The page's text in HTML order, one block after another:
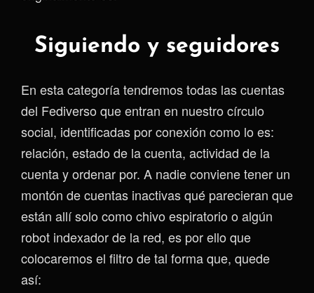
Siguiendo y seguidores
En esta categoría tendremos todas las cuentas
del Fediverso que entran en nuestro círculo
social, identificadas por conexión como lo es:
relación, estado de la cuenta, actividad de la
cuenta y ordenar por. A nadie conviene tener un
montón de cuentas inactivas qué parecieran que
están allí solo como chivo espiratorio o algún
robot indexador de la red, es por ello que
colocaremos el filtro de tal forma que, quede
así: